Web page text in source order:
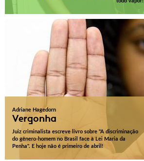
Adriane Hagedorn
Vergonha
Juiz criminalista escreve livro sobre "A discriminação
do gênero-homem no Brasil face à Lei Maria da
Penha". E hoje não é primeiro de abril!